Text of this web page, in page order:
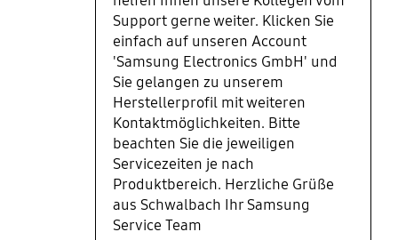
Support gerne weiter. Klicken Sie
einfach auf unseren Account
'Samsung Electronics GmbH' und
Sie gelangen zu unserem
Herstellerprofil mit weiteren
Kontaktmöglichkeiten. Bitte
beachten Sie die jeweiligen
Servicezeiten je nach
Produktbereich. Herzliche Grüße
aus Schwalbach Ihr Samsung
Service Team